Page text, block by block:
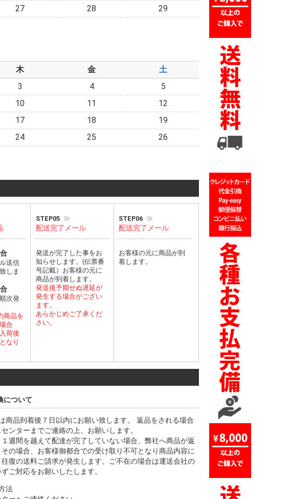
27 28
29
木 金
土
3 4
5
10 11
12
17 18
19
24 25
26
送信
しま
次発
商品を
合
荷後
なり
STEP05
配送完了メール
発送が完了した事をお
知らせします。(伝票番
号記載）お客様の元に
商品が到着します。
発送後予期せぬ遅延が
発生する場合がござい
ます。
あらかじめご了承くだ
さい。
STEP06
配送完了メール
お客様の元に商品が到
着します。
について
商品到着後７日以内にお願い致します。 返品をされる場合
ンターまでご連絡の上、お願いします。
週間を越えて配達が完了していない場合、弊社へ商品が返
の場合、お客様御都合での受け取り不可となり商品内容に
復の送料ご請求が発生します。ご不在の場合は運送会社の
ご対応をお願いしたします。
法